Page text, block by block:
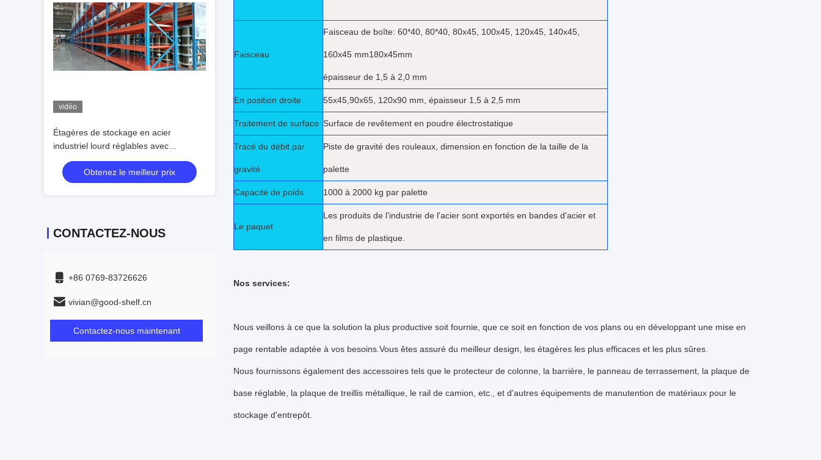
vidéo
Étagères de stockage en acier
industriel lourd réglables avec
protection contre la corrosion
Obtenez le meilleur prix
CONTACTEZ-NOUS
+86 0769-83726626
vivian@good-shelf.cn
Contactez-nous maintenant
Faisceau
Faisceau de boîte: 60*40, 80*40, 80x45, 100x45, 120x45, 140x45,
160x45 mm180x45mm
épaisseur de 1,5 à 2,0 mm
En position droite 55x45, 90x65, 120x90 mm, épaisseur 1,5 à 2,5 mm
Traitement de surface Surface de revêtement en poudre électrostatique
Tracé du débit par
gravité
Piste de gravité des rouleaux, dimension en fonction de la taille de la
palette
Capacité de poids 1000 à 2000 kg par palette
Le paquet
Les produits de l'industrie de l'acier sont exportés en bandes d'acier et
en films de plastique.
Nos services:
Nous veillons à ce que la solution la plus productive soit fournie, que ce soit en fonction de vos plans ou en développant une mise en
page rentable adaptée à vos besoins.Vous êtes assuré du meilleur design, les étagères les plus efficaces et les plus sûres.
Nous fournissons également des accessoires tels que le protecteur de colonne, la barrière, le panneau de terrassement, la plaque de
base réglable, la plaque de treillis métallique, le rail de camion, etc., et d'autres équipements de manutention de matériaux pour le
stockage d'entrepôt.